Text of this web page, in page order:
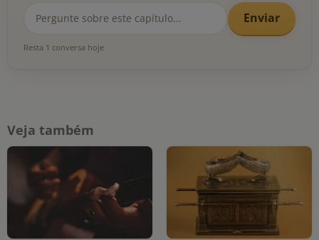
Enviar
Resta 1 conversa hoje
Veja também